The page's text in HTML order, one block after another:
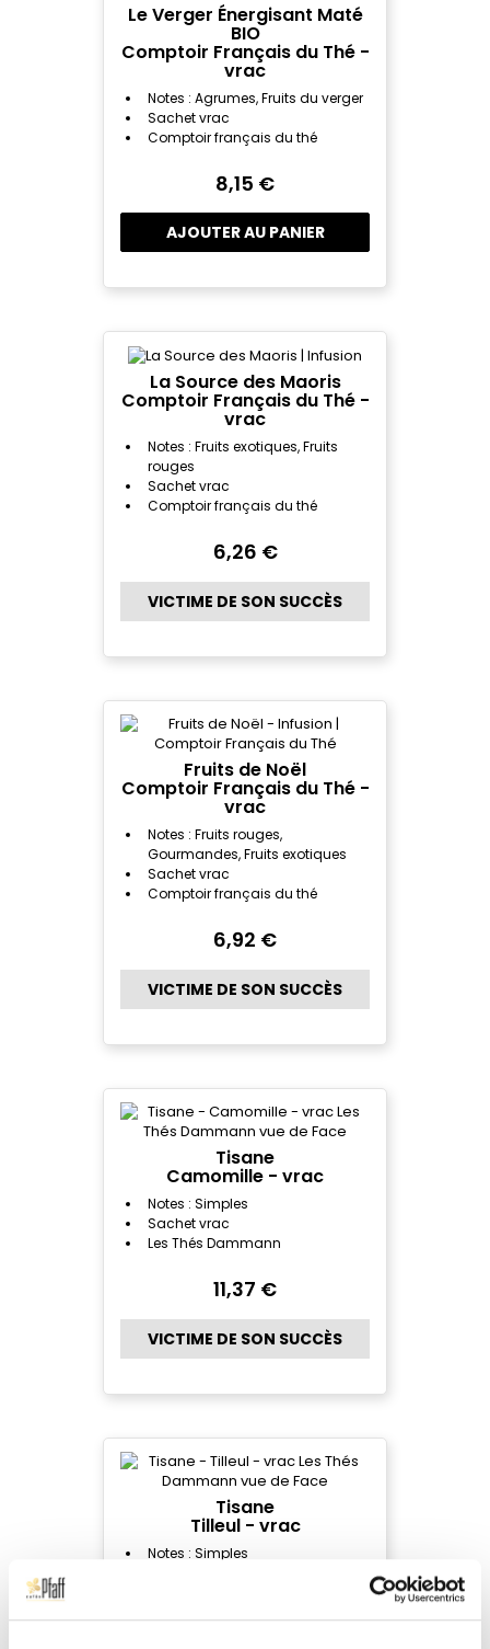
Le Verger Énergisant Maté
BIO
Comptoir Français du Thé -
vrac
Notes : Agrumes, Fruits du verger
Sachet vrac
Comptoir français du thé
8,15 €
AJOUTER AU PANIER
La Source des Maoris
Comptoir Français du Thé -
vrac
Notes : Fruits exotiques, Fruits
rouges
Sachet vrac
Comptoir français du thé
6,26 €
VICTIME DE SON SUCCÈS
Fruits de Noël
Comptoir Français du Thé -
vrac
Notes : Fruits rouges,
Gourmandes, Fruits exotiques
Sachet vrac
Comptoir français du thé
6,92 €
VICTIME DE SON SUCCÈS
Tisane
Camomille - vrac
Notes : Simples
Sachet vrac
Les Thés Dammann
11,37 €
VICTIME DE SON SUCCÈS
Tisane
Tilleul - vrac
Notes : Simples